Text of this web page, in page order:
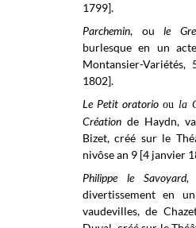
1799].
Parchemin, ou le
burlesque en un
Montansier-
1802].
Le Petit oratorio oula
Création de Haydn,
Bizet, créé sur le
nivôse an 9 [4 janvier
Philippe le Savoyard,
divertissement en
vaudevilles, de